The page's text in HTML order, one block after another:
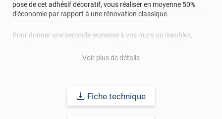
pose de cet adhésif décoratif, vous réaliser en moyenne 50%
d'économie par rapport à une rénovation classique.
Pour donner une seconde jeunesse à vos murs ou meubles,
résistance à l’eau, à la saleté, à l’abrasion, aux UV et à l’usure.
Grâce à son épaisseur, cet adhésif masque également les petites
: 10 ans en pose intérieur (anti craquèlement,
Voir plus de détails
Fiche technique